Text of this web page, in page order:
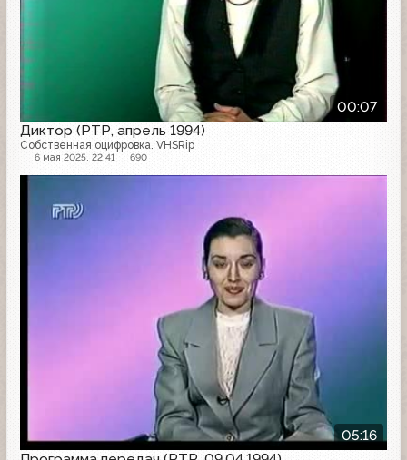
00:07
Диктор (РТР, апрель 1994)
Собственная оцифровка. VHSRip
6 мая 2025, 22:41 690
05:16